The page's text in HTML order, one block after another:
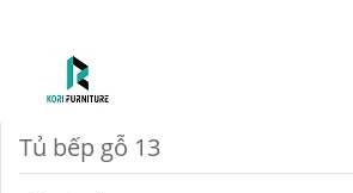
Tủ bếp gỗ 13